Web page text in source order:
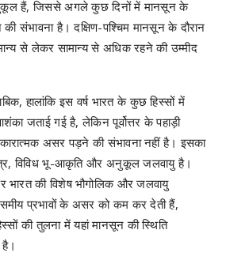
हैं, जिससे अगले कुछ दिनों में मानसून के
संभावना है। दक्षिण-पश्चिम मानसून के दौरान
से लेकर सामान्य से अधिक रहने की उम्मीद
हालांकि इस वर्ष भारत के कुछ हिस्सों में
जताई गई है, लेकिन पूर्वोत्तर के पहाड़ी
असर पड़ने की संभावना नहीं है। इसका
विविध भू-आकृति और अनुकूल जलवायु है।
भारत की विशेष भौगोलिक और जलवायु
प्रभावों के असर को कम कर देती हैं,
की तुलना में यहां मानसून की स्थिति